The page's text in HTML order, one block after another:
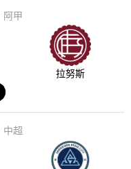
阿甲
拉努斯
中超